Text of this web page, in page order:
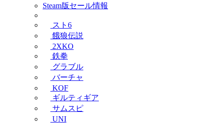
Steam版セール情報
スト6
餓狼伝説
2XKO
鉄拳
グラブル
バーチャ
KOF
ギルティギア
サムスピ
UNI